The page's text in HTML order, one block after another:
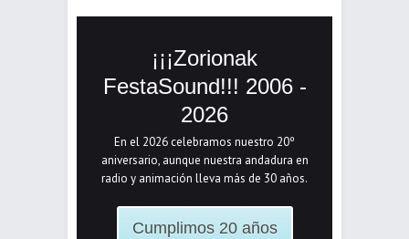
¡¡¡Zorionak
FestaSound!!! 2006 -
2026
En el 2026 celebramos nuestro 20º
aniversario, aunque nuestra andadura en
radio y animación lleva más de 30 años.
Cumplimos 20 años